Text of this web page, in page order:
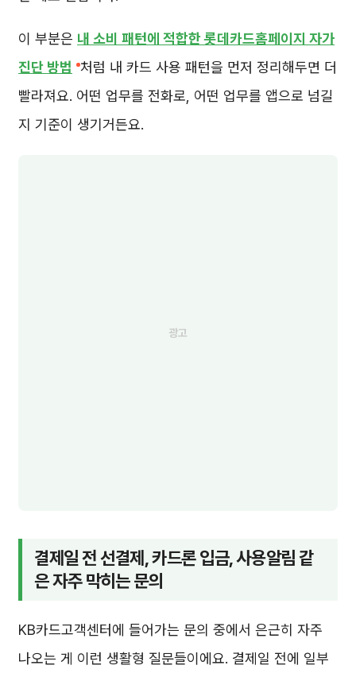
이 부분은 내 소비 패턴에 적합한 롯데카드홈페이지 자가
진단 방법
처럼 내 카드 사용 패턴을 먼저 정리해두면 더
빨라져요. 어떤 업무를 전화로, 어떤 업무를 앱으로 넘길
지 기준이 생기거든요.
결제일 전 선결제, 카드론 입금, 사용알림 같
은 자주 막히는 문의
KB카드고객센터에 들어가는 문의 중에서 은근히 자주
나오는 게 이런 생활형 질문들이에요. 결제일 전에 일부